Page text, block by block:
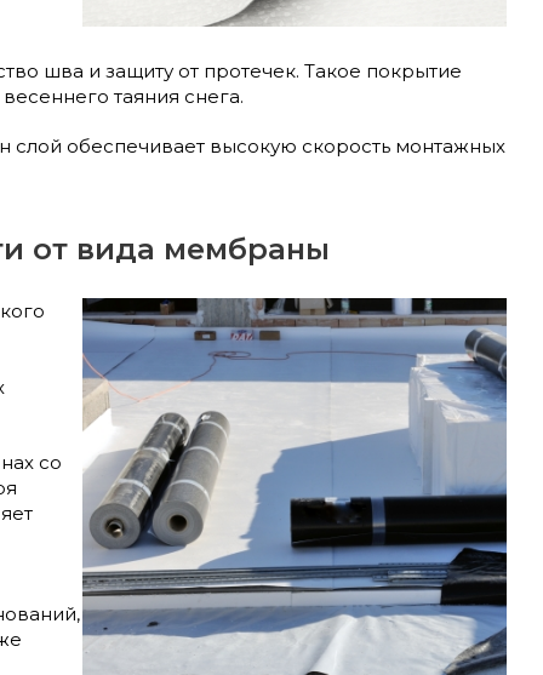
шва и защиту от протечек. Такое покрытие
таяния снега.
слой обеспечивает высокую скорость монтажных
от вида мембраны
со